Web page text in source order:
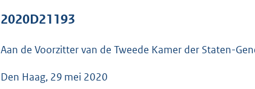
s
2020D21193
Aan de Voorzitter van de Tweede Kamer der Staten-
Den Haag, 29 mei 2020